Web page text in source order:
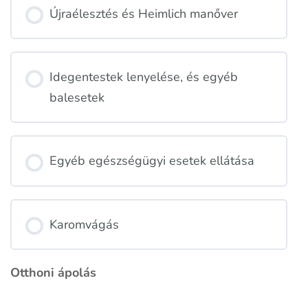
Újraélesztés és Heimlich manőver
Idegentestek lenyelése, és egyéb
balesetek
Egyéb egészségügyi esetek ellátása
Karomvágás
Otthoni ápolás